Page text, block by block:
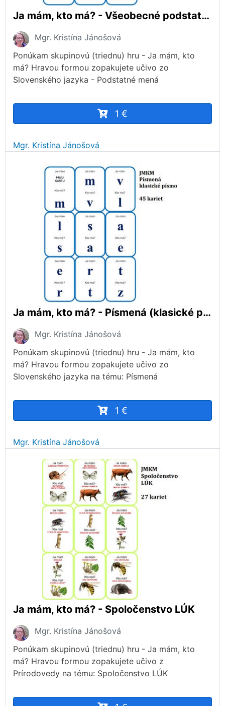
Ja mám, kto má? - Všeobecné podstatné mená
Mgr. Kristína Jánošová
Ponúkam skupinovú (triednu) hru - Ja mám, kto
má? Hravou formou zopakujete učivo zo
Slovenského jazyka - Podstatné mená
1 €
Mgr. Kristína Jánošová
Ja mám, kto má? - Písmená (klasické písmo)
Mgr. Kristína Jánošová
Ponúkam skupinovú (triednu) hru - Ja mám, kto
má? Hravou formou zopakujete učivo zo
Slovenského jazyka na tému: Písmená
1 €
Mgr. Kristína Jánošová
Ja mám, kto má? - Spoločenstvo LÚK
Mgr. Kristína Jánošová
Ponúkam skupinovú (triednu) hru - Ja mám, kto
má? Hravou formou zopakujete učivo z
Prírodovedy na tému: Spoločenstvo LÚK